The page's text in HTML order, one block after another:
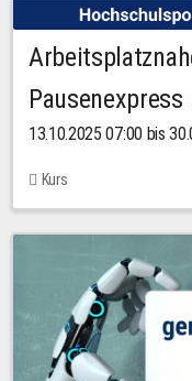
Pausenexpress
13.10.2025 07:00 bis
Kurs